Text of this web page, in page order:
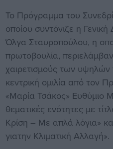
Το Πρόγραμμα του
οποίου συντόνιζε η
Όλγα Σταυροπούλου, η
πρωτοβουλία,
χαιρετισμούς των
κεντρική ομιλία από τον
«Μαρία Τσάκος» Ευθύμιο
θεματικές ενότητες με
Κρίση – Με απλά λόγια»
γιατην Κλιματική Αλλαγή».